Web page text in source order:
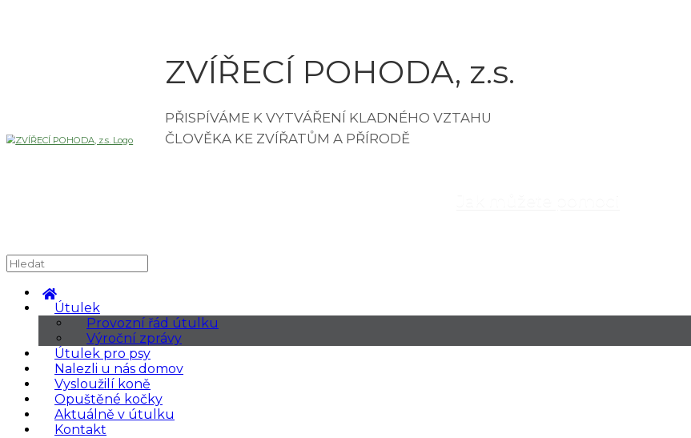
ZVÍŘECÍ POHODA, z.s.
Útulek
Provozní řád útulku
Výroční zprávy
Útulek pro psy
Nalezli u nás domov
Vysloužilí koně
Opuštěné kočky
Aktuálně v útulku
Kontakt